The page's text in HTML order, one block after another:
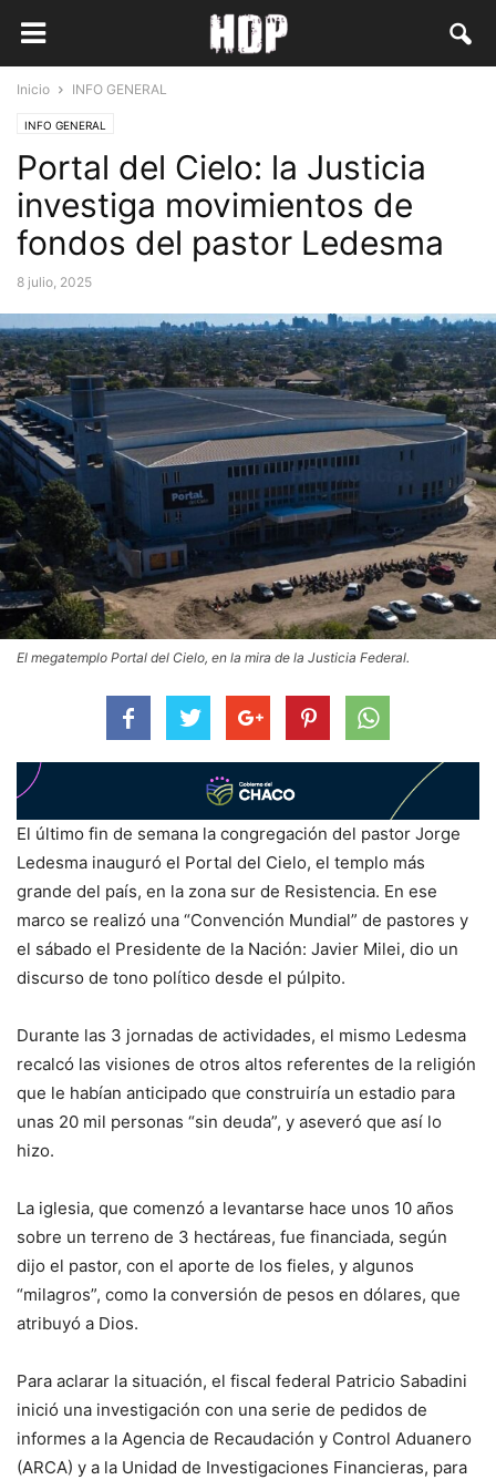
Inicio INFO GENERAL
INFO GENERAL
Portal del Cielo: la Justicia
investiga movimientos de
fondos del pastor Ledesma
8 julio, 2025
El megatemplo Portal del Cielo, en la mira de la Justicia Federal.
El último fin de semana la congregación del pastor Jorge
Ledesma inauguró el Portal del Cielo, el templo más
grande del país, en la zona sur de Resistencia. En ese
marco se realizó una “Convención Mundial” de pastores y
el sábado el Presidente de la Nación: Javier Milei, dio un
discurso de tono político desde el púlpito.
Durante las 3 jornadas de actividades, el mismo Ledesma
recalcó las visiones de otros altos referentes de la religión
que le habían anticipado que construiría un estadio para
unas 20 mil personas “sin deuda”, y aseveró que así lo
hizo.
La iglesia, que comenzó a levantarse hace unos 10 años
sobre un terreno de 3 hectáreas, fue financiada, según
dijo el pastor, con el aporte de los fieles, y algunos
“milagros”, como la conversión de pesos en dólares, que
atribuyó a Dios.
Para aclarar la situación, el fiscal federal Patricio Sabadini
inició una investigación con una serie de pedidos de
informes a la Agencia de Recaudación y Control Aduanero
(ARCA) y a la Unidad de Investigaciones Financieras, para